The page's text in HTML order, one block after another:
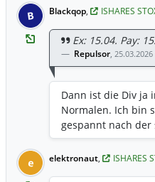
B Blackqop, ISHARES
Ex: 15.04. Pay:
Repulsor,
Dann ist die Div ja
Normalen. Ich bin
gespannt nach der
e elektronaut, ISHARES